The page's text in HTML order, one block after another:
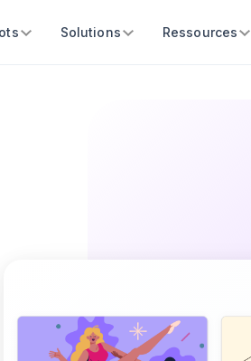
Solutions Ressources